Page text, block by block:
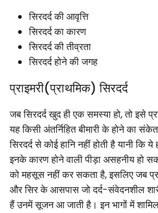
सिरदर्द की आवृत्ति
सिरदर्द का कारण
सिरदर्द की तीव्रता
सिरदर्द होने की जगह
प्राइमरी(प्राथमिक) सिरदर्द
जब सिरदर्द खुद ही एक समस्या हो, तो इसे
यह किसी अंतर्निहित बीमारी के होने का
सिरदर्द से कोई हानि नहीं होती है यानी कि
इनके कारण होने वाली पीड़ा असहनीय हो
को महसूस नहीं कर सकता है, इसलिए जब
और सिर के आसपास जो दर्द-संवेदनशील
हैं उनमें सूजन आ जाती है। इन भागों में